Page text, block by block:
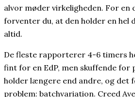
alvor møder virkeligheden. For en
forventer du, at den holder en hel
altid.
De fleste rapporterer 4-6 timers
fint for en EdP, men skuffende for
holder længere end andre, og det
problem: batchvariation. Creed